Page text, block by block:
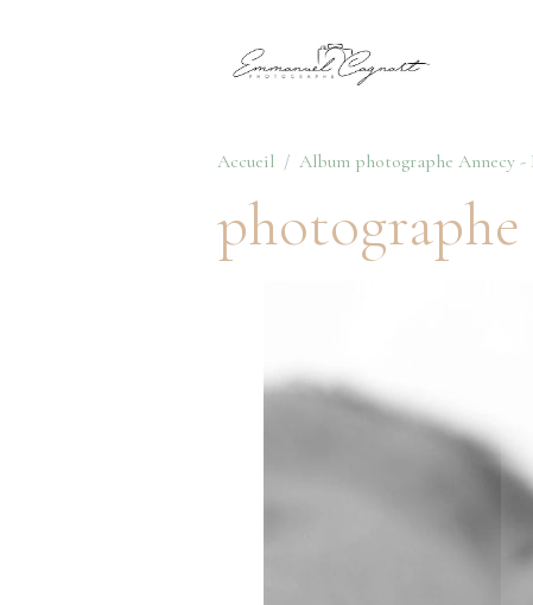
Accueil Album photographe Annecy -
photographe